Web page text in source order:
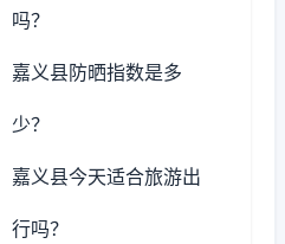
吗？
嘉义县防晒指数是多
少？
嘉义县今天适合旅游出
行吗？